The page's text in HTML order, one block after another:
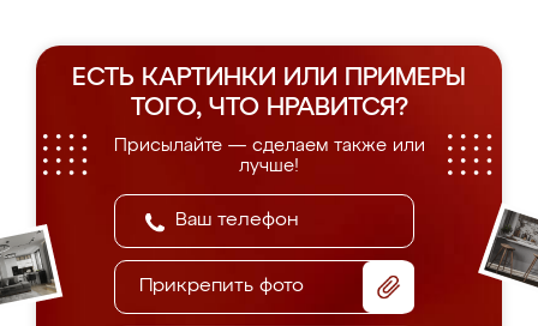
ЕСТЬ КАРТИНКИ ИЛИ ПРИМЕРЫ
ТОГО, ЧТО НРАВИТСЯ?
Присылайте — сделаем также или
лучше!
Прикрепить фото